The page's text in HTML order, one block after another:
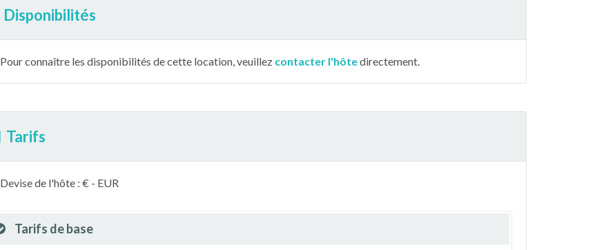
Disponibilités
Pour connaître les disponibilités de cette location, veuillez contacter l'hôtedirectement.
Tarifs
Devise de l'hôte : € - EUR
Tarifs de base